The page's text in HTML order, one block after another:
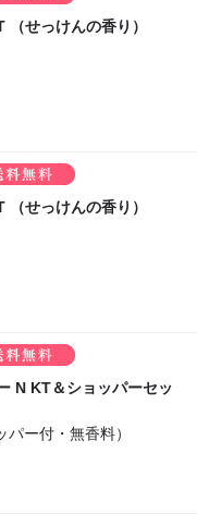
（せっけんの香り）
（せっけんの香り）
N KT＆ショッパーセッ
パー付・無香料）